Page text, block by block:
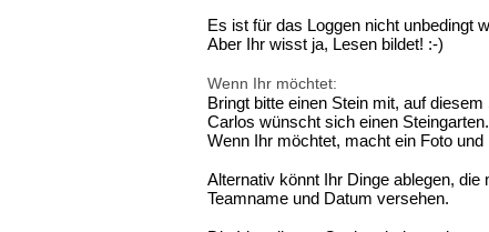
Es ist für das Loggen nicht unbedingt
Aber Ihr wisst ja, Lesen bildet! :-)
Wenn Ihr möchtet:
Bringt bitte einen Stein mit, auf
Carlos wünscht sich einen Steingarten.
Wenn Ihr möchtet, macht ein Foto und
Alternativ könnt Ihr Dinge ablegen,
Teamname und Datum versehen.